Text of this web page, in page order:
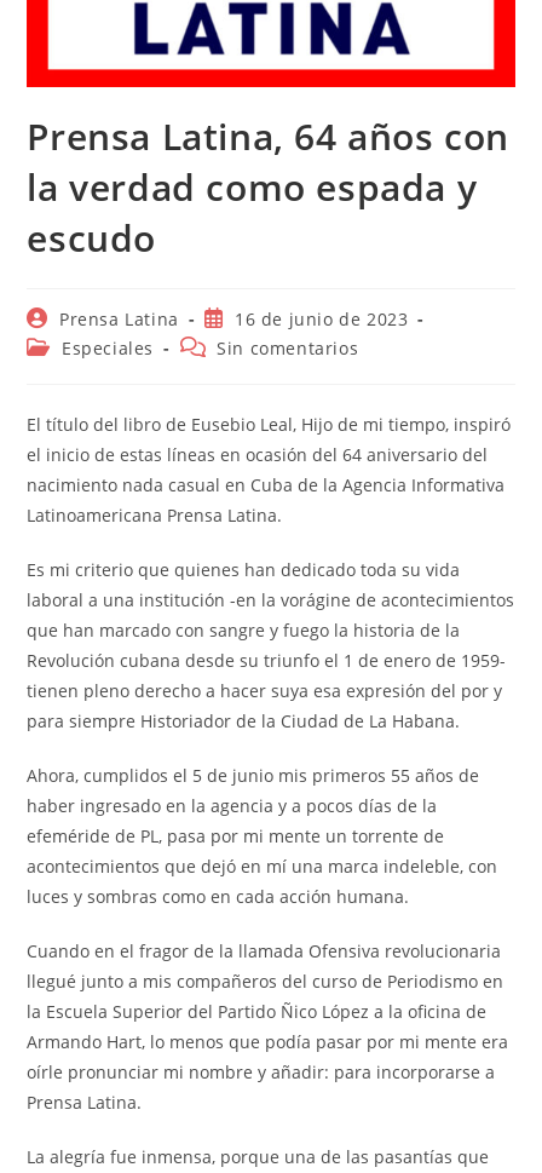
Prensa Latina, 64 años con
la verdad como espada y
escudo
Autor
de
la
Prensa Latina
Publicación
de
la
16 de junio de 2023
Categoría
entrada:
Especiales
Comentarios
entrada:
Sin comentarios
El título del libro de Eusebio Leal, Hijo de mi tiempo, inspiró
el inicio de estas líneas en ocasión del 64 aniversario del
nacimiento nada casual en Cuba de la Agencia Informativa
Latinoamericana Prensa Latina.
Es mi criterio que quienes han dedicado toda su vida
laboral a una institución -en la vorágine de acontecimientos
que han marcado con sangre y fuego la historia de la
Revolución cubana desde su triunfo el 1 de enero de 1959-
tienen pleno derecho a hacer suya esa expresión del por y
para siempre Historiador de la Ciudad de La Habana.
Ahora, cumplidos el 5 de junio mis primeros 55 años de
haber ingresado en la agencia y a pocos días de la
efeméride de PL, pasa por mi mente un torrente de
acontecimientos que dejó en mí una marca indeleble, con
luces y sombras como en cada acción humana.
Cuando en el fragor de la llamada Ofensiva revolucionaria
llegué junto a mis compañeros del curso de Periodismo en
la Escuela Superior del Partido Ñico López a la oficina de
Armando Hart, lo menos que podía pasar por mi mente era
oírle pronunciar mi nombre y añadir: para incorporarse a
Prensa Latina.
La alegría fue inmensa, porque una de las pasantías que